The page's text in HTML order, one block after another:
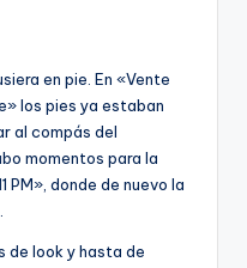
en pie. En «Vente
los pies ya estaban
al compás del
momentos para la
PM», donde de nuevo la
de look y hasta de